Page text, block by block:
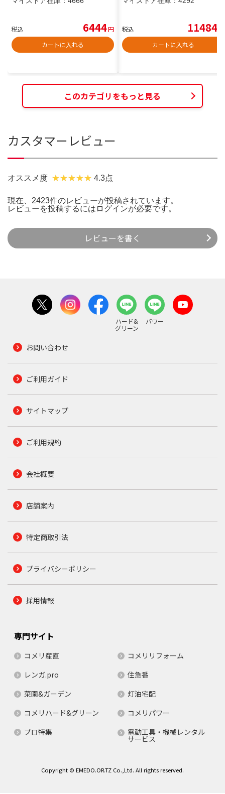
税込 6444円
カートに入れる
税込 11484
カートに入れる
このカテゴリをもっと見る
カスタマーレビュー
オススメ度 4.3点
現在、2423件のレビューが投稿されています。
レビューを投稿するには ログインが必要です。
レビューを書く
ハード&
グリーン
パワー
お問い合わせ
ご利用ガイド
サイトマップ
ご利用規約
会社概要
店舗案内
特定商取引法
プライバシーポリシー
採用情報
専門サイト
コメリ産直
コメリリフォーム
レンガ.pro
住急番
菜園&ガーデン
灯油宅配
コメリハード&グリーン
コメリパワー
プロ特集
電動工具・機械レンタル
サービス
Copyright © EMEDO.OR.TZ Co.,Ltd. All rights reserved.